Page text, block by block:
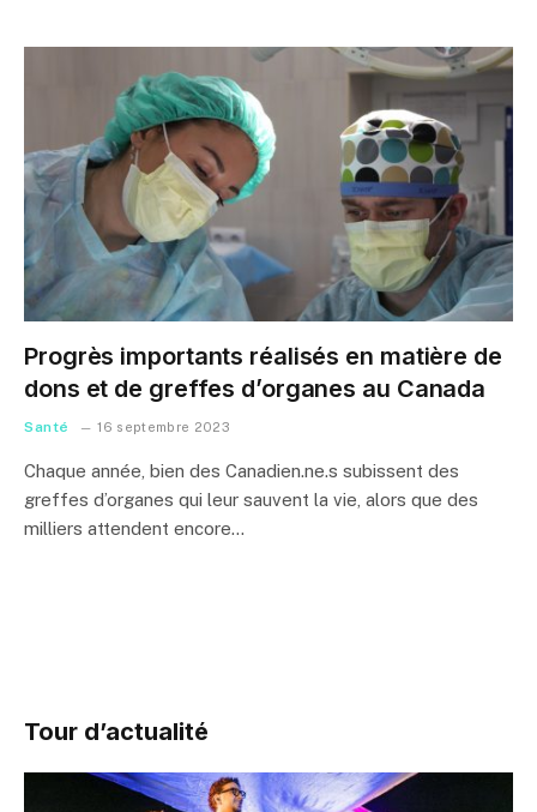
Progrès importants réalisés en matière de
dons et de greffes d’organes au Canada
Santé 16 septembre 2023
Chaque année, bien des Canadien.ne.s subissent des
greffes d’organes qui leur sauvent la vie, alors que des
milliers attendent encore…
Tour d’actualité